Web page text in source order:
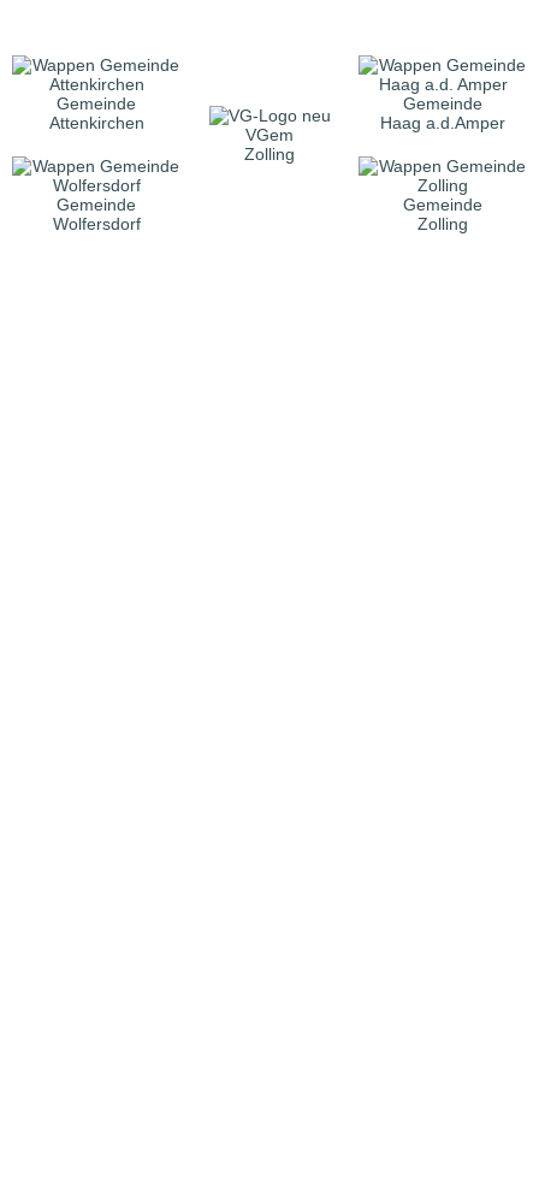
Gemeinde
Attenkirchen
VGem
Zolling
Gemeinde
Haag a.d.Amper
Gemeinde
Wolfersdorf
Gemeinde
Zolling